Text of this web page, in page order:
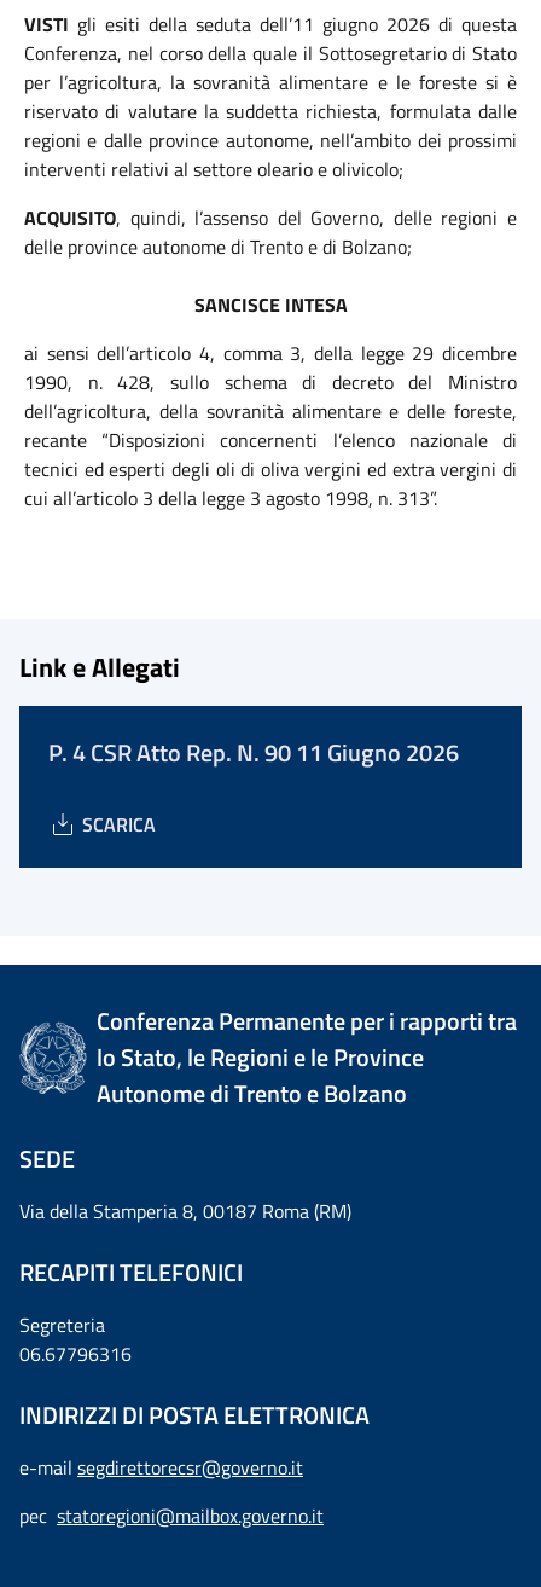
VISTI gli esiti della seduta dell’11 giugno 2026 di questa
Conferenza, nel corso della quale il Sottosegretario di Stato
per l’agricoltura, la sovranità alimentare e le foreste si è
riservato di valutare la suddetta richiesta, formulata dalle
regioni e dalle province autonome, nell’ambito dei prossimi
interventi relativi al settore oleario e olivicolo;
ACQUISITO, quindi, l’assenso del Governo, delle regioni e
delle province autonome di Trento e di Bolzano;
SANCISCE INTESA
ai sensi dell’articolo 4, comma 3, della legge 29 dicembre
1990, n. 428, sullo schema di decreto del Ministro
dell’agricoltura, della sovranità alimentare e delle foreste,
recante “Disposizioni concernenti l’elenco nazionale di
tecnici ed esperti degli oli di oliva vergini ed extra vergini di
cui all’articolo 3 della legge 3 agosto 1998, n. 313”.
Link e Allegati
P. 4 CSR Atto Rep. N. 90 11 Giugno 2026
SCARICA
Conferenza Permanente per i rapporti tra
lo Stato, le Regioni e le Province
Autonome di Trento e Bolzano
SEDE
Via della Stamperia 8, 00187 Roma (RM)
RECAPITI TELEFONICI
Segreteria
06.67796316
INDIRIZZI DI POSTA ELETTRONICA
e-mail segdirettorecsr@governo.it
pec statoregioni@mailbox.governo.it